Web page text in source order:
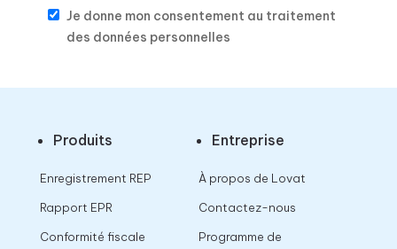
Je donne mon consentement au traitement
des données personnelles
Produits
Enregistrement REP
Rapport EPR
Conformité fiscale
Entreprise
À propos de Lovat
Contactez-nous
Programme de